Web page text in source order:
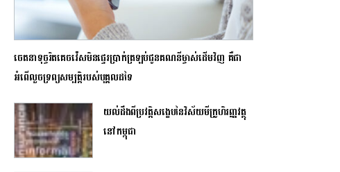
ចេតនាទុច្ចរិតគេចវ៉េសមិនផ្ទេរប្រាក់ត្រឡប់ជូនគណនីម្ចាស់ដើមវិញ គឺជា
អំពើលួចទ្រព្យសម្បត្តិរបស់បុគ្គលដទៃ
យល់ដឹងពីប្រវត្តិសង្ខេបនៃវិស័យមីក្រូហិរញ្ញវត្ថុ
នៅកម្ពុជា